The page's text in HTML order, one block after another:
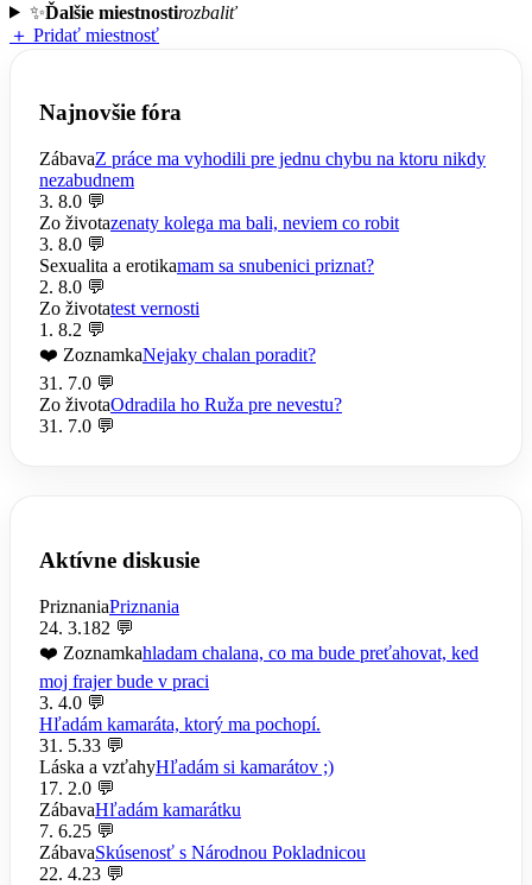
✨Ďalšie miestnostirozbaliť
＋ Pridať miestnosť
Najnovšie fóra
ZábavaZ práce ma vyhodili pre jednu chybu na ktoru nikdy
nezabudnem
3. 8.0 💬
Zo životazenaty kolega ma bali, neviem co robit
3. 8.0 💬
Sexualita a erotikamam sa snubenici priznat?
2. 8.0 💬
Zo životatest vernosti
1. 8.2 💬
❤️ ZoznamkaNejaky chalan poradit?
31. 7.0 💬
Zo životaOdradila ho Ruža pre nevestu?
31. 7.0 💬
Aktívne diskusie
PriznaniaPriznania
24. 3.182 💬
❤️ Zoznamkahladam chalana, co ma bude preťahovat, ked
moj frajer bude v praci
3. 4.0 💬
Hľadám kamaráta, ktorý ma pochopí.
31. 5.33 💬
Láska a vzťahyHľadám si kamarátov ;)
17. 2.0 💬
ZábavaHľadám kamarátku
7. 6.25 💬
ZábavaSkúsenosť s Národnou Pokladnicou
22. 4.23 💬